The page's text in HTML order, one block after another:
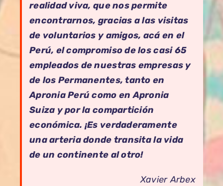
realidad viva, que nos permite
encontrarnos, gracias a las visitas
de voluntarios y amigos, acá en el
Perú, el compromiso de los casi 65
empleados de nuestras empresas y
de los Permanentes, tanto en
Apronia Perú como en Apronia
Suiza y por la compartición
económica. ¡Es verdaderamente
una arteria donde transita la vida
de un continente al otro!
Xavier Arbex